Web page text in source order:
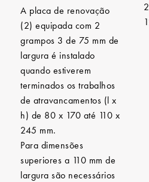
A placa de renovação
(2) equipada com 2
grampos 3 de 75 mm de
largura é instalado
quando estiverem
terminados os trabalhos
de atravancamentos (l x
h) de 80 x 170 até 110 x
245 mm.
Para dimensões
superiores a 110 mm de
largura são necessários